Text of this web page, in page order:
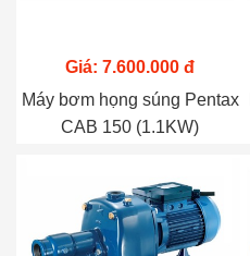
Giá: 7.600.000 đ
Máy bơm họng súng Pentax
CAB 150 (1.1KW)